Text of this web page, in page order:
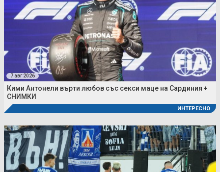
7 авг 2026
Кими Антонели върти любов със секси маце на Сардиния +
СНИМКИ
ИНТЕРЕСНО